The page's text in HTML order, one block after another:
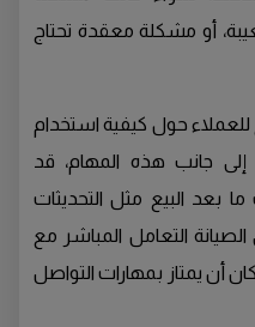
أو مشكلة معقدة تحتاج
حول كيفية استخدام
إلى جانب هذه المهام، قد
بعد البيع مثل التحديثات
التعامل المباشر مع
أن يمتاز بمهارات التواصل